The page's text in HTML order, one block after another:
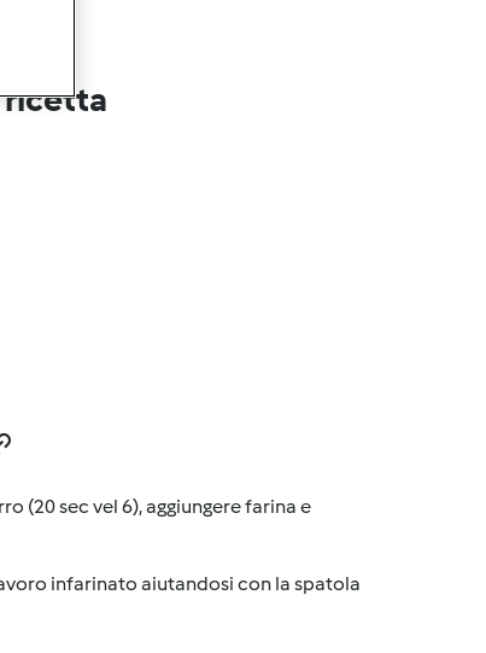
ricetta
(20 sec vel 6), aggiungere farina e
infarinato aiutandosi con la spatola